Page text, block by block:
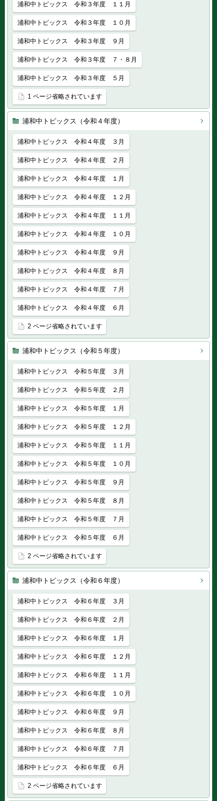
浦和中トピックス 令和３年度 １１月
浦和中トピックス 令和３年度 １０月
浦和中トピックス 令和３年度 ９月
浦和中トピックス 令和３年度 ７・８月
浦和中トピックス 令和３年度 ５月
1 ページ省略されています
浦和中トピックス（令和４年度）
浦和中トピックス 令和４年度 ３月
浦和中トピックス 令和４年度 ２月
浦和中トピックス 令和４年度 １月
浦和中トピックス 令和４年度 １２月
浦和中トピックス 令和４年度 １１月
浦和中トピックス 令和４年度 １０月
浦和中トピックス 令和４年度 ９月
浦和中トピックス 令和４年度 ８月
浦和中トピックス 令和４年度 ７月
浦和中トピックス 令和４年度 ６月
2 ページ省略されています
浦和中トピックス（令和５年度）
浦和中トピックス 令和５年度 ３月
浦和中トピックス 令和５年度 ２月
浦和中トピックス 令和５年度 １月
浦和中トピックス 令和５年度 １２月
浦和中トピックス 令和５年度 １１月
浦和中トピックス 令和５年度 １０月
浦和中トピックス 令和５年度 ９月
浦和中トピックス 令和５年度 ８月
浦和中トピックス 令和５年度 ７月
浦和中トピックス 令和５年度 ６月
2 ページ省略されています
浦和中トピックス（令和６年度）
浦和中トピックス 令和６年度 ３月
浦和中トピックス 令和６年度 ２月
浦和中トピックス 令和６年度 １月
浦和中トピックス 令和６年度 １２月
浦和中トピックス 令和６年度 １１月
浦和中トピックス 令和６年度 １０月
浦和中トピックス 令和６年度 ９月
浦和中トピックス 令和６年度 ８月
浦和中トピックス 令和６年度 ７月
浦和中トピックス 令和６年度 ６月
2 ページ省略されています